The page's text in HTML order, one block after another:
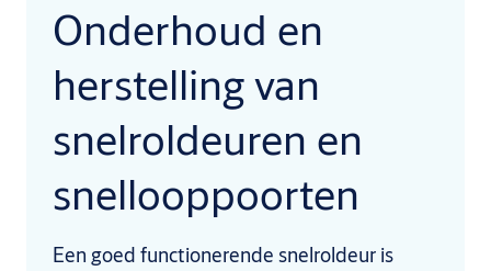
Onderhoud en
herstelling van
snelroldeuren en
snellooppoorten
Een goed functionerende snelroldeur is